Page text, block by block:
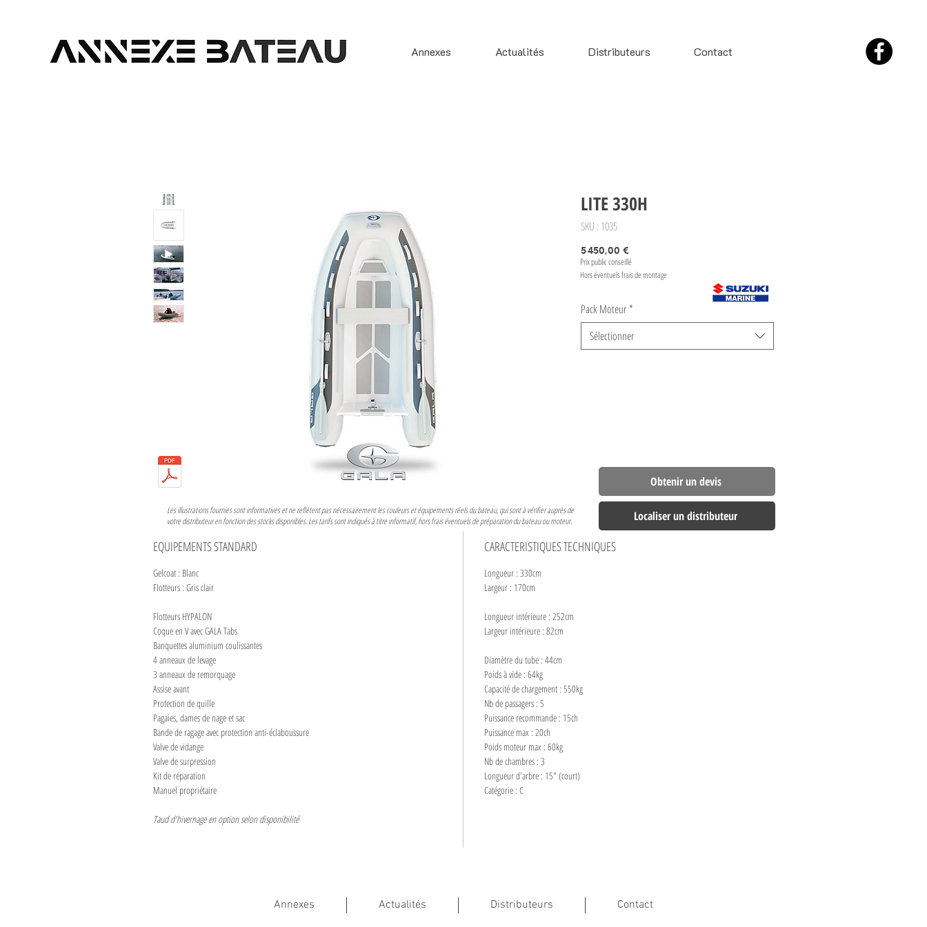
Annexes Actualités Distributeurs Contact
LITE 330H
SKU : 1035
5 450,00 €
Pack Moteur *
Sélectionner
EQUIPEMENTS STANDARD
Gelcoat : Blanc
Flotteurs : Gris clair
Flotteurs HYPALON
Coque en V avec GALA Tabs
Banquettes aluminium coulissantes
4 anneaux de levage
3 anneaux de remorquage
Assise avant
Protection de quille
Pagaies, dames de nage et sac
Bande de ragage avec protection anti-éclaboussure
Valve de vidange
Valve de surpression
Kit de réparation
Manuel propriétaire
Taud d'hivernage en option selon disponibilité
CARACTERISTIQUES TECHNIQUES
Longueur : 330cm
Largeur : 170cm
Longueur intérieure : 252cm
Largeur intérieure : 82cm
Diamètre du tube : 44cm
Poids à vide : 64kg
Capacité de chargement : 550kg
Nb de passagers : 5
Puissance recommande : 15ch
Puissance max : 20ch
Poids moteur max : 60kg
Nb de chambres : 3
Longueur d'arbre : 15" (court)
Catégorie : C
Localiser un distributeur
Les illustrations fournies sont informatives et ne reflètent pas nécessairement les couleurs et équipements réels du bateau, qui sont à vérifier auprès de
votre distributeur en fonction des stocks disponibles. Les tarifs sont indiqués à titre informatif, hors frais éventuels de préparation du bateau ou moteur.
Prix public conseillé
Hors éventuels frais de montage
Obtenir un devis
Annexes Actualités Distributeurs Contact